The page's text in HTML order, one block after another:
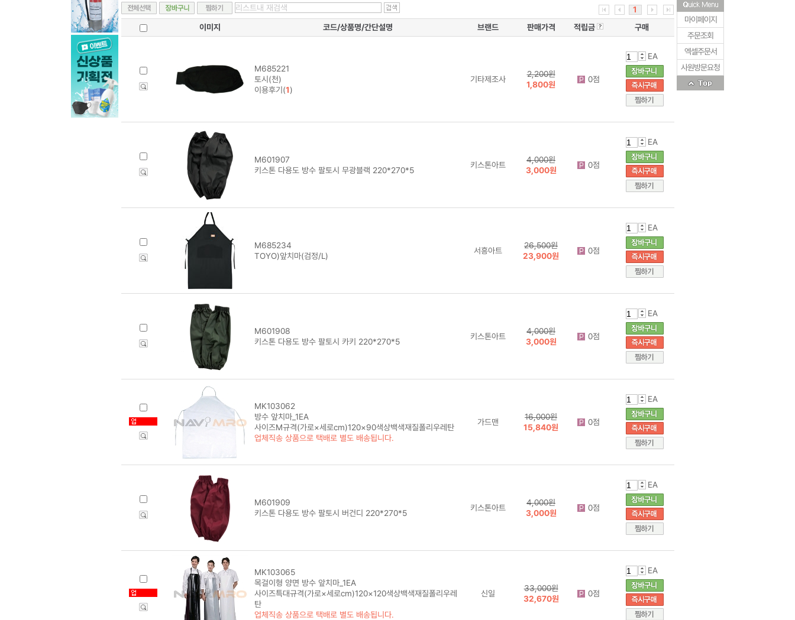
1
이미지
코드/상품명/간단설명 브랜드 판매가격 적립금 구매
M685221
토시(천)
이용후기(1)
기타제조사
2,200원
1,800원
0점
EA
M601907
키스톤 다용도 방수 팔토시 무광블랙 220*270*5
키스톤아트
4,000원
3,000원
0점
EA
M685234
TOYO)앞치마(검정/L)
서흥아트
26,500원
23,900원
0점
EA
M601908
키스톤 다용도 방수 팔토시 카키 220*270*5
키스톤아트
4,000원
3,000원
0점
EA
MK103062
방수 앞치마_1EA
사이즈M규격(가로×세로cm)120×90색상백색재질폴리우레탄
업체직송 상품으로 택배로 별도 배송됩니다.
가드맨
16,000원
15,840원
0점
EA
M601909
키스톤 다용도 방수 팔토시 버건디 220*270*5
키스톤아트
4,000원
3,000원
0점
EA
MK103065
목걸이형 양면 방수 앞치마_1EA
사이즈특대규격(가로×세로cm)120×120색상백색재질폴리우레
탄
업체직송 상품으로 택배로 별도 배송됩니다.
신일
33,000원
32,670원
0점
EA
마이페이지
주문조회
엑셀주문서
사원방문요청